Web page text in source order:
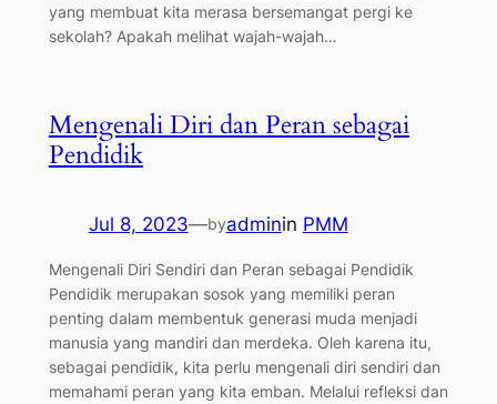
yang membuat kita merasa bersemangat pergi ke
sekolah? Apakah melihat wajah-wajah…
Mengenali Diri dan Peran sebagai
Pendidik
Jul 8, 2023—byadminin PMM
Mengenali Diri Sendiri dan Peran sebagai Pendidik
Pendidik merupakan sosok yang memiliki peran
penting dalam membentuk generasi muda menjadi
manusia yang mandiri dan merdeka. Oleh karena itu,
sebagai pendidik, kita perlu mengenali diri sendiri dan
memahami peran yang kita emban. Melalui refleksi dan